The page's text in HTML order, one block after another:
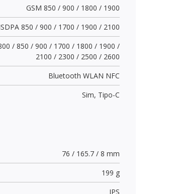
GSM 850 / 900 / 1800 / 1900
850 / 900 / 1700 / 1900 / 2100
/ 850 / 900 / 1700 / 1800 / 1900 /
2100 / 2300 / 2500 / 2600
Bluetooth WLAN NFC
Sim, Tipo-C
76 / 165.7 / 8 mm
199 g
IPS